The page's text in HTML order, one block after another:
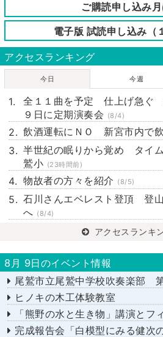
ご購読申し込み
電子版 試読申し込み（
アクセスランキング
今日 今週
全１１曲を予定 仕上げ急ぐ
９日に定期演奏会 (8/4)
飲酒運転にＮＯ 新宮市内で
半世紀の眠りから覚め タイ
鷲小 (23時間前)
物故者の方々を紹介 (8/5)
石川さんエベレスト登頂 登
へ (8/4)
アクセスランキ
8月 9日のイベント情報
尾鷲市立尾鷲中学校吹奏楽部
ヒノキの木工体験教室
「熊野の水と生き物」講演とフ
完成報告会「白模型にみる健次の世界－『